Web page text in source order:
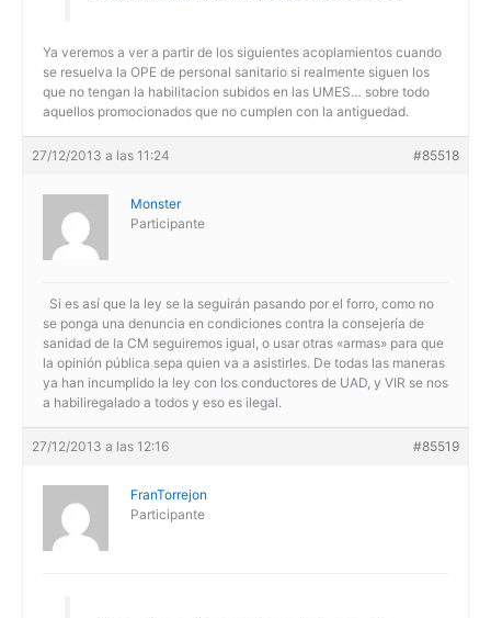
Ya veremos a ver a partir de los siguientes acoplamientos cuando
se resuelva la OPE de personal sanitario si realmente siguen los
que no tengan la habilitacion subidos en las UMES… sobre todo
aquellos promocionados que no cumplen con la antiguedad.
27/12/2013 a las 11:24 #85518
Monster
Participante
Si es así que la ley se la seguirán pasando por el forro, como no
se ponga una denuncia en condiciones contra la consejería de
sanidad de la CM seguiremos igual, o usar otras «armas» para que
la opinión pública sepa quien va a asistirles. De todas las maneras
ya han incumplido la ley con los conductores de UAD, y VIR se nos
a habiliregalado a todos y eso es ilegal.
27/12/2013 a las 12:16 #85519
FranTorrejon
Participante